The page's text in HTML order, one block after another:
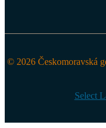
© 2026 Českomoravská
Select